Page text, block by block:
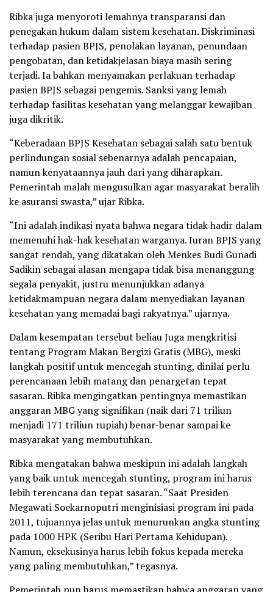
Ribka juga menyoroti lemahnya transparansi dan
penegakan hukum dalam sistem kesehatan. Diskriminasi
terhadap pasien BPJS, penolakan layanan, penundaan
pengobatan, dan ketidakjelasan biaya masih sering
terjadi. Ia bahkan menyamakan perlakuan terhadap
pasien BPJS sebagai pengemis. Sanksi yang lemah
terhadap fasilitas kesehatan yang melanggar kewajiban
juga dikritik.
“Keberadaan BPJS Kesehatan sebagai salah satu bentuk
perlindungan sosial sebenarnya adalah pencapaian,
namun kenyataannya jauh dari yang diharapkan.
Pemerintah malah mengusulkan agar masyarakat beralih
ke asuransi swasta,” ujar Ribka.
“Ini adalah indikasi nyata bahwa negara tidak hadir dalam
memenuhi hak-hak kesehatan warganya. Iuran BPJS yang
sangat rendah, yang dikatakan oleh Menkes Budi Gunadi
Sadikin sebagai alasan mengapa tidak bisa menanggung
segala penyakit, justru menunjukkan adanya
ketidakmampuan negara dalam menyediakan layanan
kesehatan yang memadai bagi rakyatnya.” ujarnya.
Dalam kesempatan tersebut beliau Juga mengkritisi
tentang Program Makan Bergizi Gratis (MBG), meski
langkah positif untuk mencegah stunting, dinilai perlu
perencanaan lebih matang dan penargetan tepat
sasaran. Ribka mengingatkan pentingnya memastikan
anggaran MBG yang signifikan (naik dari 71 triliun
menjadi 171 triliun rupiah) benar-benar sampai ke
masyarakat yang membutuhkan.
Ribka mengatakan bahwa meskipun ini adalah langkah
yang baik untuk mencegah stunting, program ini harus
lebih terencana dan tepat sasaran. “Saat Presiden
Megawati Soekarnoputri menginisiasi program ini pada
2011, tujuannya jelas untuk menurunkan angka stunting
pada 1000 HPK (Seribu Hari Pertama Kehidupan).
Namun, eksekusinya harus lebih fokus kepada mereka
yang paling membutuhkan,” tegasnya.